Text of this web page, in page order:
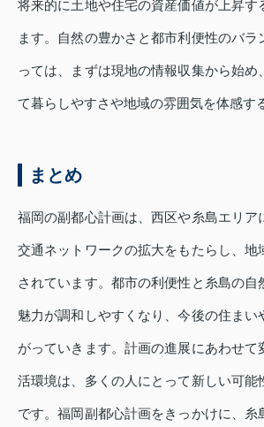
将来的に土地や住宅の資産価値が上昇す
ます。自然の豊かさと都市利便性のバラ
っては、まずは現地の情報収集から始め
て暮らしやすさや地域の雰囲気を体感す
まとめ
福岡の副都心計画は、西区や糸島エリア
交通ネットワークの拡大をもたらし、地
されています。都市の利便性と糸島の自
魅力が調和しやすくなり、今後の住まい
がっていきます。計画の進展にあわせて
活環境は、多くの人にとって新しい可能
です。福岡副都心計画をきっかけに、糸